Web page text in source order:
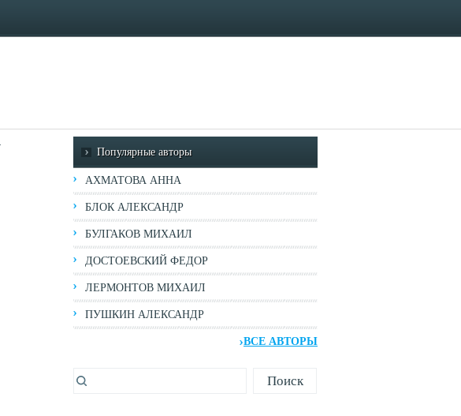
Популярные авторы
АХМАТОВА АННА
БЛОК АЛЕКСАНДР
БУЛГАКОВ МИХАИЛ
ДОСТОЕВСКИЙ ФЕДОР
ЛЕРМОНТОВ МИХАИЛ
ПУШКИН АЛЕКСАНДР
ВСЕ АВТОРЫ